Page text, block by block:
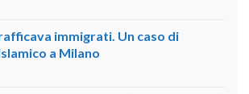
immigrati. Un caso di
a Milano